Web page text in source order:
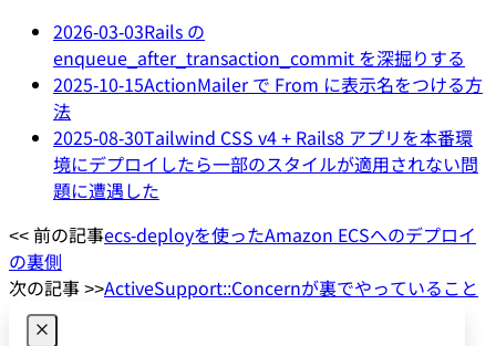
2026-03-03Rails の
enqueue_after_transaction_commit を深掘りする
2025-10-15ActionMailer で From に表示名をつける方
法
2025-08-30Tailwind CSS v4 + Rails8 アプリを本番環
境にデプロイしたら一部のスタイルが適用されない問
題に遭遇した
<< 前の記事ecs-deployを使ったAmazon ECSへのデプロイ
の裏側
次の記事 >>ActiveSupport::Concernが裏でやっていること